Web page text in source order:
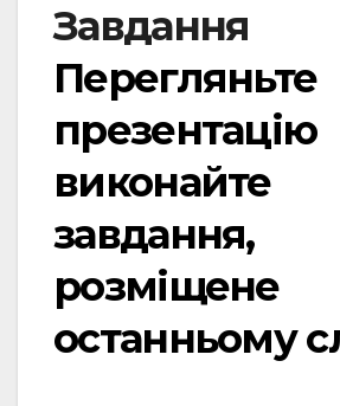
Перегляньте
виконайте
завдання,
останньому